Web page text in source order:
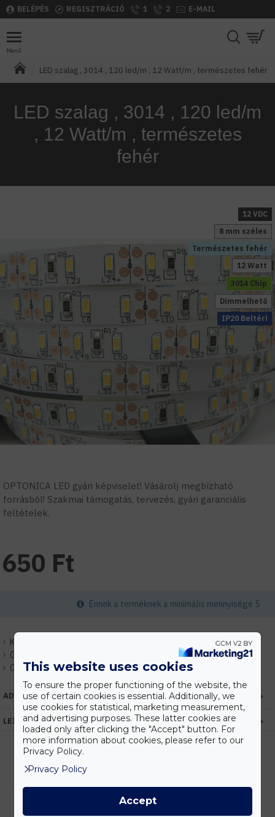
BELÉPÉS REGISZTRÁCIÓ 1 2 E-MAIL
LED szalag , 3014 , 120 led/m , 12 Watt/m , természetes fehér
LED szalag , 3014 , 120 led/m
, 12 Watt/m , természetes
fehér
Természetes fehér
3014 Chip
IP20 Beltéri
12 Watt
12 VDC
Dimmelhető
8 mm széles
OPTONICA LED gyári képviselet! Vásárolj megbízható
forrásból! Szakmai támogatás, tervezés, gyári garanciális
feltételek.
Készlet:
Gyártó:
Cikkszám: EHOP4903
650 Ft
Ennek a terméknek a minimális mennyisége 5
ADATOK
LEÍRÁS
Vásárolj nagyobb mennyiségben és megadjuk a legjobb gyártói árakat.
This website uses cookies
To ensure the proper functioning of the website, the
use of certain cookies is essential. Additionally, we
use cookies for statistical, marketing measurement,
and advertising purposes. These latter cookies are
loaded only after clicking the "Accept" button. For
more information about cookies, please refer to our
Privacy Policy.
Privacy Policy
Accept